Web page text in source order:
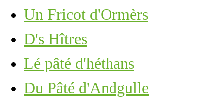
Un Fricot d'Ormèrs
D's Hîtres
Lé pâté d'héthans
Du Pâté d'Andgulle